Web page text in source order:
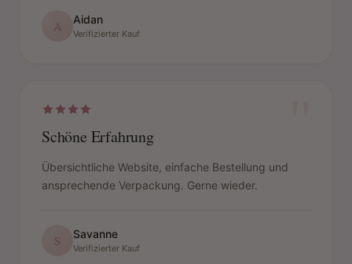
A Aidan
Verifizierter Kauf
Schöne Erfahrung
Übersichtliche Website, einfache Bestellung und
ansprechende Verpackung. Gerne wieder.
S Savanne
Verifizierter Kauf